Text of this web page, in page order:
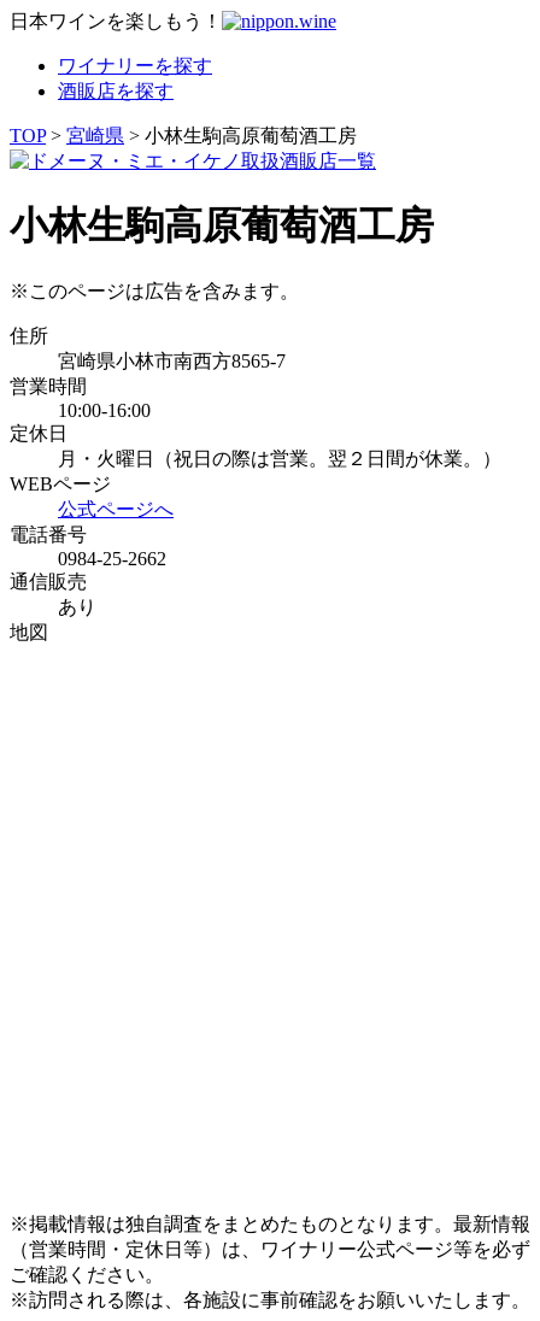
日本ワインを楽しもう！
ワイナリーを探す
酒販店を探す
TOP> 宮崎県 > 小林生駒高原葡萄酒工房
小林生駒高原葡萄酒工房
※このページは広告を含みます。
住所
宮崎県小林市南西方8565-7
営業時間
10:00-16:00
定休日
月・火曜日（祝日の際は営業。翌２日間が休業。）
WEBページ
公式ページへ
電話番号
0984-25-2662
通信販売
あり
地図
※掲載情報は独自調査をまとめたものとなります。最新情報
（営業時間・定休日等）は、ワイナリー公式ページ等を必ず
ご確認ください。
※訪問される際は、各施設に事前確認をお願いいたします。